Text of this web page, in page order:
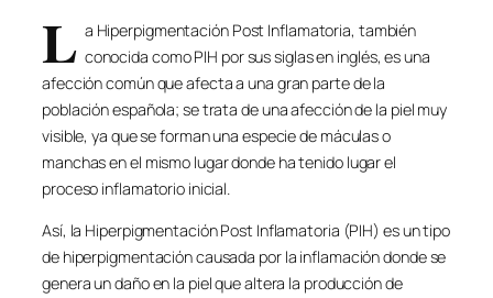
L a Hiperpigmentación Post Inflamatoria, también
conocida como PIH por sus siglas en inglés, es una
afección común que afecta a una gran parte de la
población española; se trata de una afección de la piel muy
visible, ya que se forman una especie de máculas o
manchas en el mismo lugar donde ha tenido lugar el
proceso inflamatorio inicial.
Así, la Hiperpigmentación Post Inflamatoria (PIH) es un tipo
de hiperpigmentación causada por la inflamación donde se
genera un daño en la piel que altera la producción de